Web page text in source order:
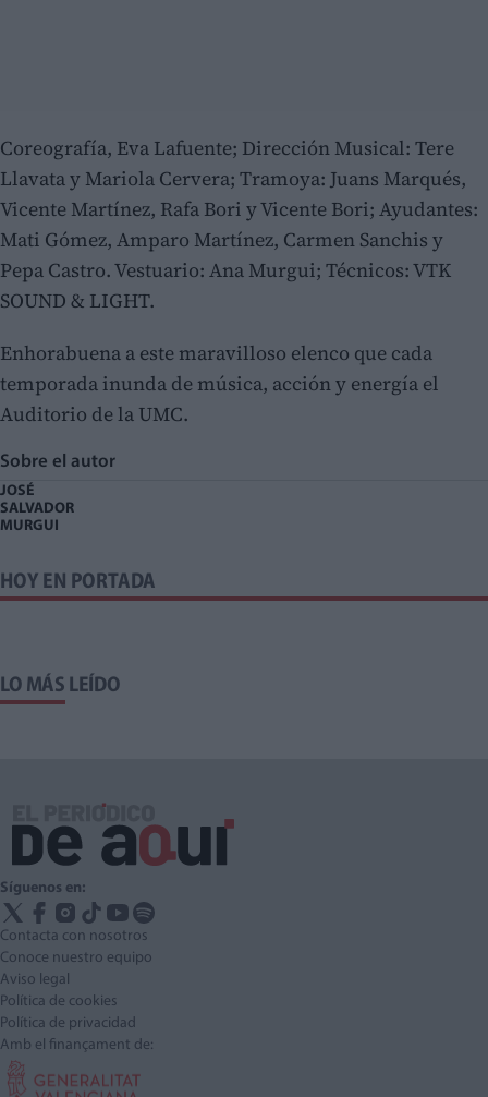
Coreografía, Eva Lafuente; Dirección Musical: Tere
Llavata y Mariola Cervera; Tramoya: Juans Marqués,
Vicente Martínez, Rafa Bori y Vicente Bori; Ayudantes:
Mati Gómez, Amparo Martínez, Carmen Sanchis y
Pepa Castro. Vestuario: Ana Murgui; Técnicos: VTK
SOUND & LIGHT.
Enhorabuena a este maravilloso elenco que cada
temporada inunda de música, acción y energía el
Auditorio de la UMC.
Sobre el autor
JOSÉ
SALVADOR
MURGUI
HOY EN PORTADA
LO MÁS LEÍDO
Síguenos en:
Contacta con nosotros
Conoce nuestro equipo
Aviso legal
Política de cookies
Política de privacidad
Amb el finançament de: